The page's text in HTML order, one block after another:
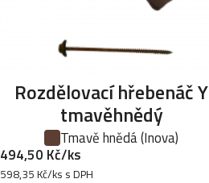
Rozdělovací hřebenáč Y
tmavěhnědý
Tmavě hnědá(Inova)
494,50 Kč/ks
598,35 Kč/ks s DPH